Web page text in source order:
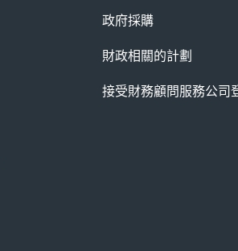
政府採購
財政相關的計劃
接受財務顧問服務公司